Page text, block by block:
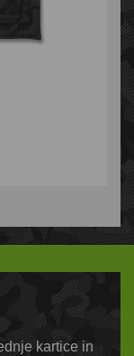
kartice in